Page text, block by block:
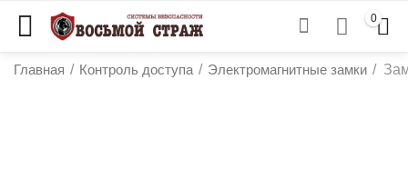
0
Главная / Контроль доступа / Электромагнитные замки /